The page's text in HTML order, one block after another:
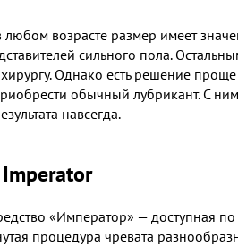
возрасте размер имеет
сильного пола.
Однако есть решение
обычный лубрикант. С
навсегда.
«Император» — доступная
процедура чревата